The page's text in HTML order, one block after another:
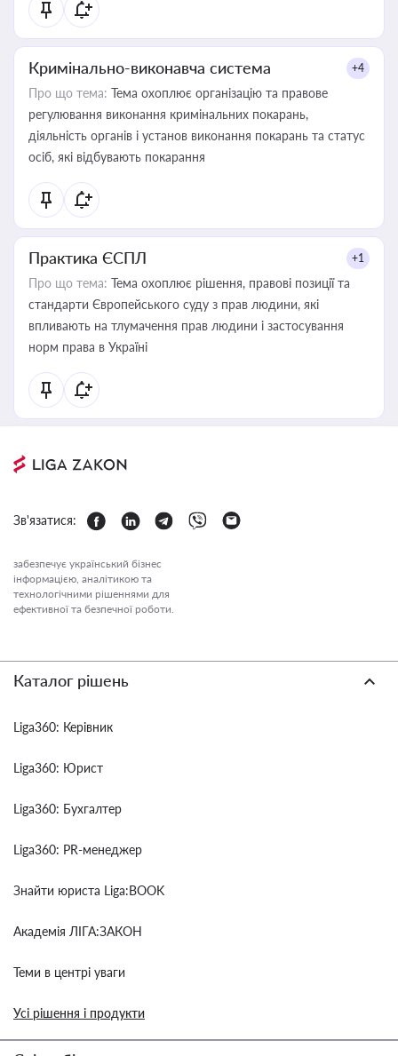
Кримінально-виконавча система +4
Про що тема: Тема охоплює організацію та правове
регулювання виконання кримінальних покарань,
діяльність органів і установ виконання покарань та статус
осіб, які відбувають покарання
Практика ЄСПЛ +1
Про що тема: Тема охоплює рішення, правові позиції та
стандарти Європейського суду з прав людини, які
впливають на тлумачення прав людини і застосування
норм права в Україні
Зв'язатися:
забезпечує український бізнес
інформацією, аналітикою та
технологічними рішеннями для
ефективної та безпечної роботи.
Каталог рішень
Liga360: Керівник
Liga360: Юрист
Liga360: Бухгалтер
Liga360: PR-менеджер
Знайти юриста Liga:BOOK
Академія ЛІГА:ЗАКОН
Теми в центрі уваги
Усі рішення і продукти